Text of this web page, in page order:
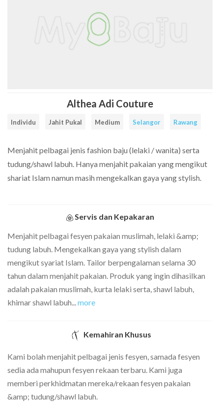
Althea Adi Couture
Individu Jahit Pukal Medium Selangor Rawang
Menjahit pelbagai jenis fashion baju (lelaki / wanita) serta
tudung/shawl labuh. Hanya menjahit pakaian yang mengikut
shariat Islam namun masih mengekalkan gaya yang stylish.
Servis dan Kepakaran
Menjahit pelbagai fesyen pakaian muslimah, lelaki &amp;
tudung labuh. Mengekalkan gaya yang stylish dalam
mengikut syariat Islam. Tailor berpengalaman selama 30
tahun dalam menjahit pakaian. Produk yang ingin dihasilkan
adalah pakaian muslimah, kurta lelaki serta, shawl labuh,
khimar shawl labuh...more
Kemahiran Khusus
Kami bolah menjahit pelbagai jenis fesyen, samada fesyen
sedia ada mahupun fesyen rekaan terbaru. Kami juga
memberi perkhidmatan mereka/rekaan fesyen pakaian
&amp; tudung/shawl labuh.